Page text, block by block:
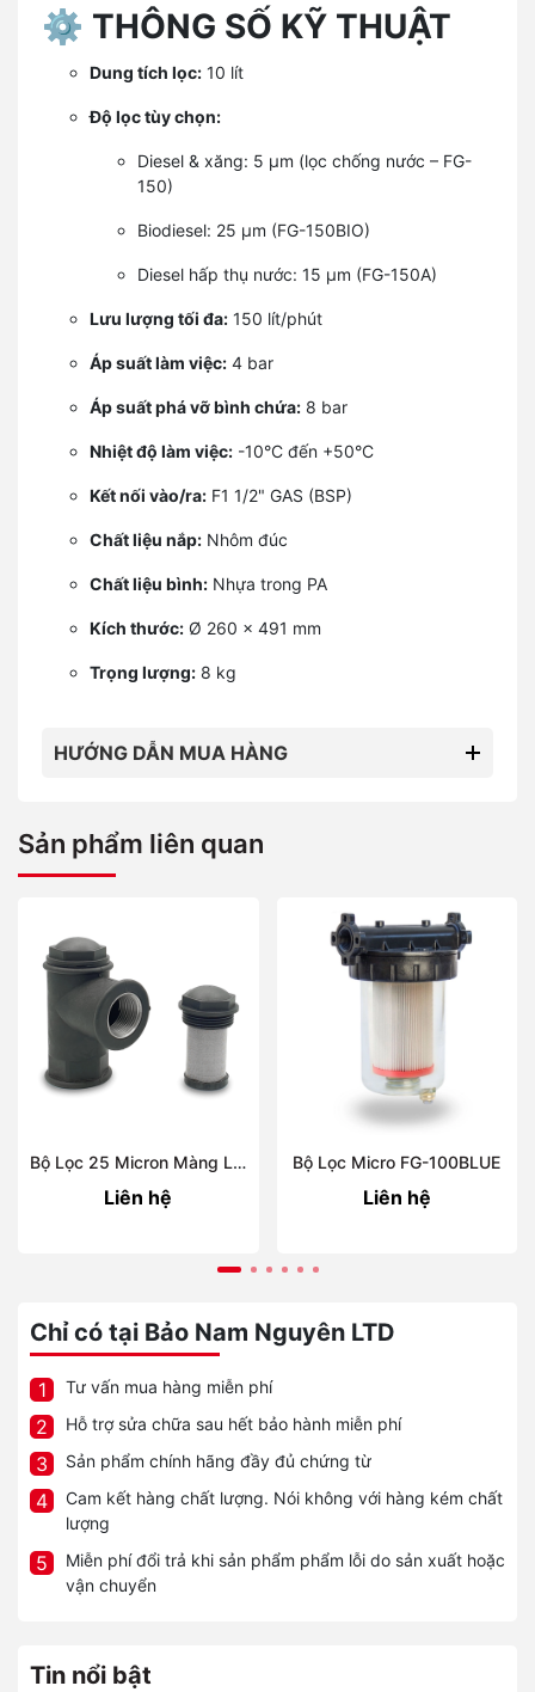
⚙️ THÔNG SỐ KỸ THUẬT
Dung tích lọc: 10 lít
Độ lọc tùy chọn:
Diesel & xăng: 5 µm (lọc chống nước – FG-
150)
Biodiesel: 25 µm (FG-150BIO)
Diesel hấp thụ nước: 15 µm (FG-150A)
Lưu lượng tối đa: 150 lít/phút
Áp suất làm việc: 4 bar
Áp suất phá vỡ bình chứa: 8 bar
Nhiệt độ làm việc: -10°C đến +50°C
Kết nối vào/ra: F1 1/2" GAS (BSP)
Chất liệu nắp: Nhôm đúc
Chất liệu bình: Nhựa trong PA
Kích thước: Ø 260 x 491 mm
Trọng lượng: 8 kg
HƯỚNG DẪN MUA HÀNG
Sản phẩm liên quan
Bộ Lọc 25 Micron Màng Lọc INOX 1 Inch FUP-1Blue
Liên hệ
Bộ Lọc Micro FG-100BLUE
Liên hệ
Chỉ có tại Bảo Nam Nguyên LTD
1 Tư vấn mua hàng miễn phí
2 Hỗ trợ sửa chữa sau hết bảo hành miễn phí
3 Sản phẩm chính hãng đầy đủ chứng từ
4
Cam kết hàng chất lượng. Nói không với hàng kém chất
lượng
5
Miễn phí đổi trả khi sản phẩm phẩm lỗi do sản xuất hoặc
vận chuyển
Tin nổi bật